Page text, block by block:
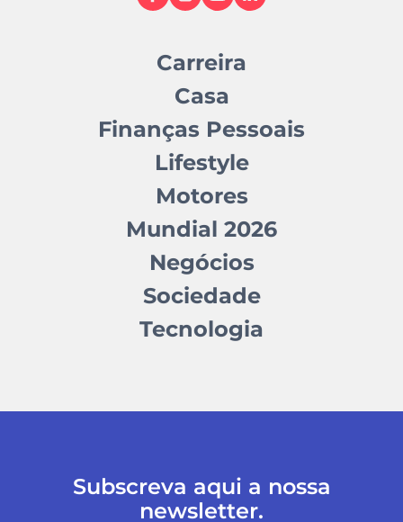
Carreira
Casa
Finanças Pessoais
Lifestyle
Motores
Mundial 2026
Negócios
Sociedade
Tecnologia
Subscreva aqui a nossa
newsletter.